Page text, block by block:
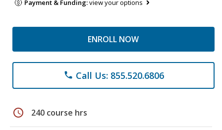
Payment & Funding:view your options
ENROLL NOW
phone Call Us: 855.520.6806
schedule 240 course hrs